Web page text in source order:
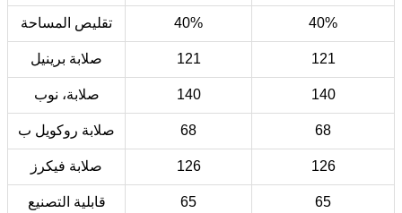
تقليص المساحة 40% 40%
صلابة برينيل 121 121
صلابة، نوب 140 140
صلابة روكويل ب 68 68
صلابة فيكرز 126 126
قابلية التصنيع 65 65